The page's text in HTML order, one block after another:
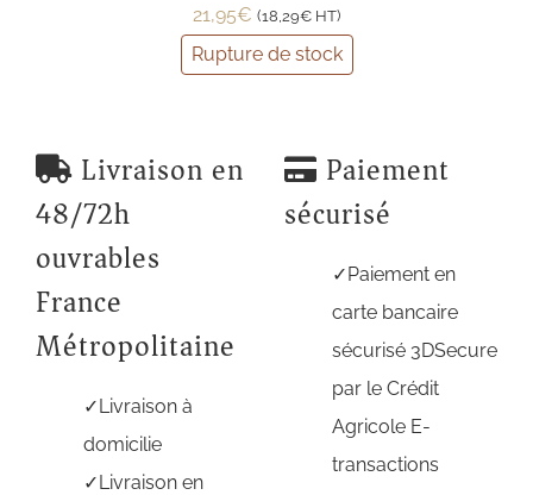
21,95€ (18,29€ HT)
Rupture de stock
Livraison en
48/72h
ouvrables
France
Métropolitaine
Livraison à
domicilie
Livraison en
Paiement
sécurisé
Paiement en
carte bancaire
sécurisé 3DSecure
par le Crédit
Agricole E-
transactions